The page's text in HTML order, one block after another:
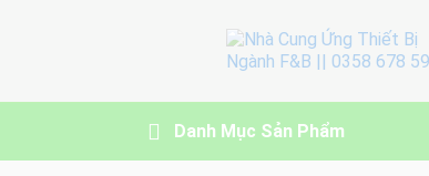
Danh Mục Sản Phẩm